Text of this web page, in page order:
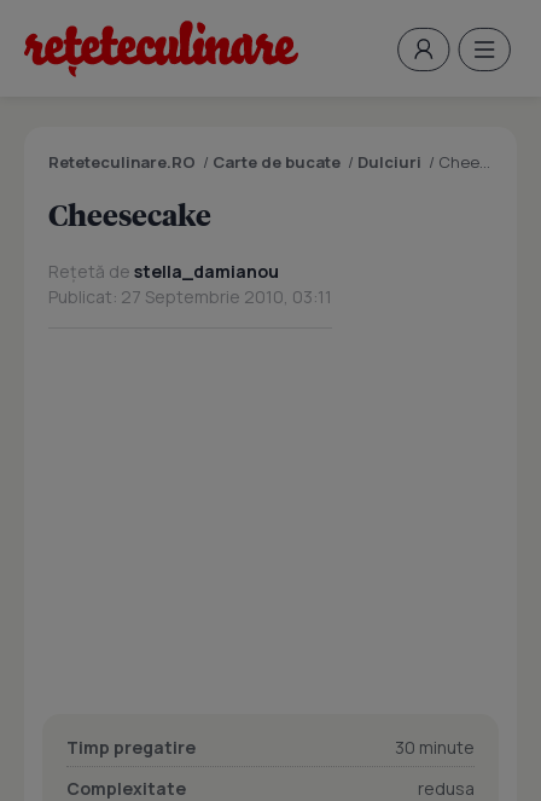
Reteteculinare.RO / Carte de bucate / Dulciuri / Cheesecake
Cheesecake
Rețetă de stella_damianou
Publicat: 27 Septembrie 2010, 03:11
Timp pregatire
30 minute
Complexitate
redusa